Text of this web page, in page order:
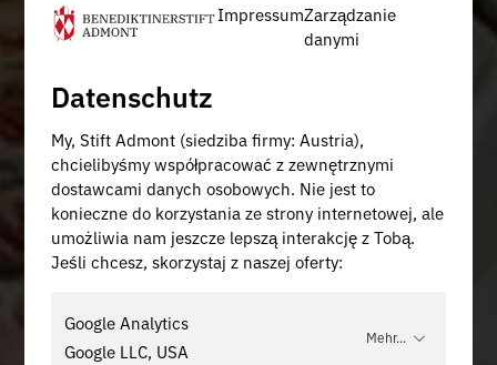
ImpressumZarządzanie
danymi
Datenschutz
My, Stift Admont (siedziba firmy: Austria),
chcielibyśmy współpracować z zewnętrznymi
dostawcami danych osobowych. Nie jest to
konieczne do korzystania ze strony internetowej, ale
umożliwia nam jeszcze lepszą interakcję z Tobą.
Jeśli chcesz, skorzystaj z naszej oferty:
Google Analytics
Google LLC, USA
Mehr...